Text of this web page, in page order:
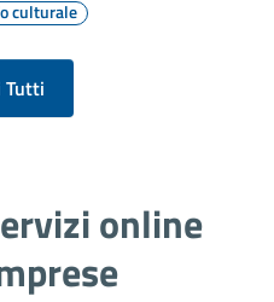
culturale
Tutti
online